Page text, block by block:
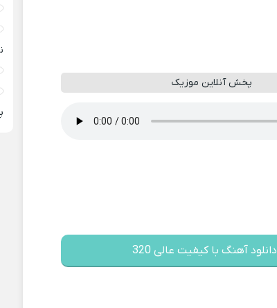
پخش آنلاین موزیک
دانلود آهنگ با کیفیت عالی 320